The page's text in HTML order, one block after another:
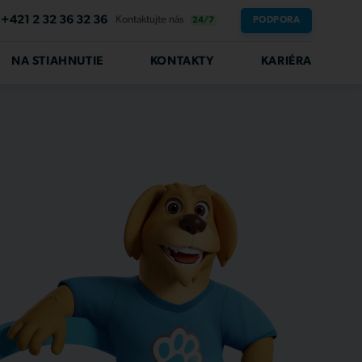
2 32 36 32 36 Kontaktujte nás 24/7 PODPORA
NA STIAHNUTIE KONTAKTY KARIÉRA